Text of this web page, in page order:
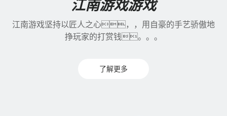
江南游戏游戏
江南游戏坚持以匠人之心，，用自豪的手艺骄傲地
挣玩家的打赏钱。。。
了解更多